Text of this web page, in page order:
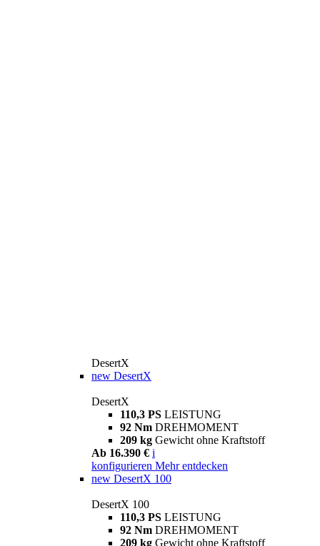
DesertX
new DesertX
DesertX
110,3 PS LEISTUNG
92 Nm DREHMOMENT
209 kg Gewicht ohne Kraftstoff
Ab 16.390 € i
konfigurieren Mehr entdecken
new DesertX 100
DesertX 100
110,3 PS LEISTUNG
92 Nm DREHMOMENT
209 kg Gewicht ohne Kraftstoff